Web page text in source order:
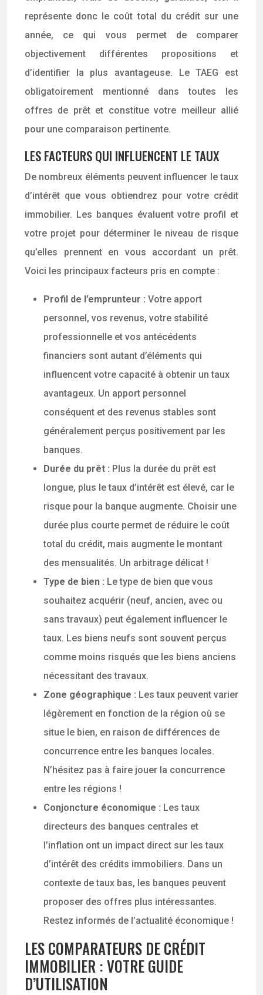
représente donc le coût total du crédit sur une
année, ce qui vous permet de comparer
objectivement différentes propositions et
d’identifier la plus avantageuse. Le TAEG est
obligatoirement mentionné dans toutes les
offres de prêt et constitue votre meilleur allié
pour une comparaison pertinente.
LES FACTEURS QUI INFLUENCENT LE TAUX
De nombreux éléments peuvent influencer le taux
d’intérêt que vous obtiendrez pour votre crédit
immobilier. Les banques évaluent votre profil et
votre projet pour déterminer le niveau de risque
qu’elles prennent en vous accordant un prêt.
Voici les principaux facteurs pris en compte :
Profil de l’emprunteur : Votre apport
personnel, vos revenus, votre stabilité
professionnelle et vos antécédents
financiers sont autant d’éléments qui
influencent votre capacité à obtenir un taux
avantageux. Un apport personnel
conséquent et des revenus stables sont
généralement perçus positivement par les
banques.
Durée du prêt : Plus la durée du prêt est
longue, plus le taux d’intérêt est élevé, car le
risque pour la banque augmente. Choisir une
durée plus courte permet de réduire le coût
total du crédit, mais augmente le montant
des mensualités. Un arbitrage délicat !
Type de bien : Le type de bien que vous
souhaitez acquérir (neuf, ancien, avec ou
sans travaux) peut également influencer le
taux. Les biens neufs sont souvent perçus
comme moins risqués que les biens anciens
nécessitant des travaux.
Zone géographique : Les taux peuvent varier
légèrement en fonction de la région où se
situe le bien, en raison de différences de
concurrence entre les banques locales.
N’hésitez pas à faire jouer la concurrence
entre les régions !
Conjoncture économique : Les taux
directeurs des banques centrales et
l’inflation ont un impact direct sur les taux
d’intérêt des crédits immobiliers. Dans un
contexte de taux bas, les banques peuvent
proposer des offres plus intéressantes.
Restez informés de l’actualité économique !
LES COMPARATEURS DE CRÉDIT
IMMOBILIER : VOTRE GUIDE
D’UTILISATION